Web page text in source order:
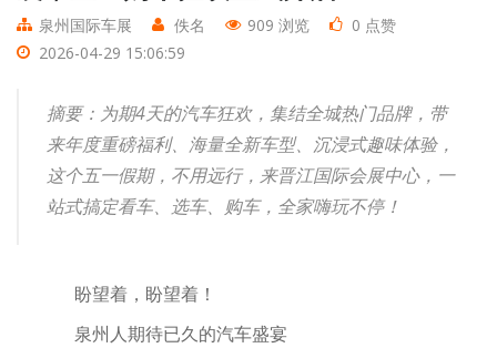
泉州国际车展 佚名 909 浏览
0 点赞
2026-04-29 15:06:59
摘要：为期4天的汽车狂欢，集结全城热门品牌，带
来年度重磅福利、海量全新车型、沉浸式趣味体验，
这个五一假期，不用远行，来晋江国际会展中心，一
站式搞定看车、选车、购车，全家嗨玩不停！
盼望着，盼望着！
泉州人期待已久的汽车盛宴